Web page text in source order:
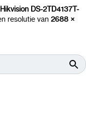
Hikvision DS-2TD4137T-
resolutie van 2688 ×